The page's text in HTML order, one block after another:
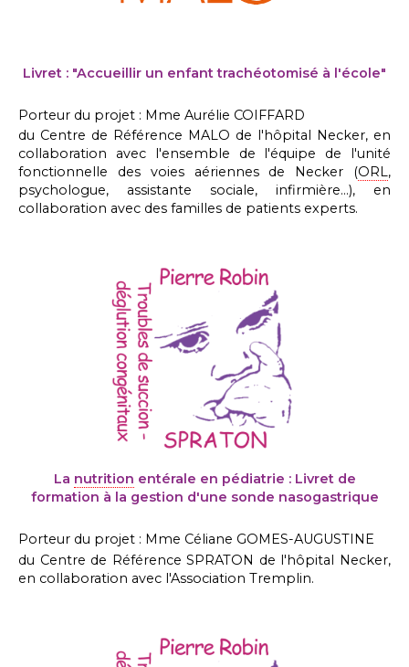
Livret : "Accueillir un enfant trachéotomisé à l'école"
Porteur du projet : Mme Aurélie COIFFARD
du Centre de Référence MALO de l'hôpital Necker, en
collaboration avec l'ensemble de l'équipe de l'unité
fonctionnelle des voies aériennes de Necker (ORL,
psychologue, assistante sociale, infirmière…), en
collaboration avec des familles de patients experts.
La nutrition entérale en pédiatrie : Livret de
formation à la gestion d'une sonde nasogastrique
Porteur du projet : Mme Céliane GOMES-AUGUSTINE
du Centre de Référence SPRATON de l'hôpital Necker,
en collaboration avec l'Association Tremplin.